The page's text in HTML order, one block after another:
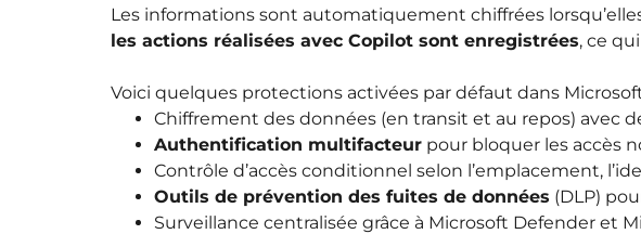
Les informations sont automatiquement chiffrées
les actions réalisées avec Copilot sont enregistrées, ce
Voici quelques protections activées par défaut dans
Chiffrement des données (en transit et au repos) avec
Authentification multifacteur pour bloquer les accès
Contrôle d’accès conditionnel selon l’emplacement,
Outils de prévention des fuites de données (DLP)
Surveillance centralisée grâce à Microsoft Defender et